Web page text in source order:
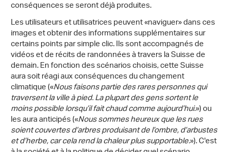
conséquences se seront déjà produites.
Les utilisateurs et utilisatrices peuvent «naviguer» dans ces
images et obtenir des informations supplémentaires sur
certains points par simple clic. Ils sont accompagnés de
vidéos et de récits de randonnées à travers la Suisse de
demain. En fonction des scénarios choisis, cette Suisse
aura soit réagi aux conséquences du changement
climatique («Nous faisons partie des rares personnes qui
traversent la ville à pied. La plupart des gens sortent le
moins possible lorsqu’il fait chaud comme aujourd’hui.») ou
les aura anticipés («Nous sommes heureux que les rues
soient couvertes d’arbres produisant de l’ombre, d’arbustes
et d’herbe, car cela rend la chaleur plus supportable.»). C'est